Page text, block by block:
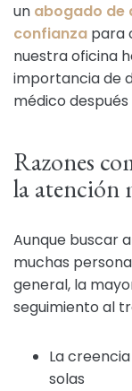
un abogado de
confianza para
nuestra oficina
importancia de
médico
Razones
la atención
Aunque buscar
muchas
general, la
seguimiento al
La
solas